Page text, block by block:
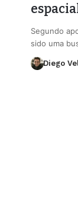
Segundo
sido uma
Diego